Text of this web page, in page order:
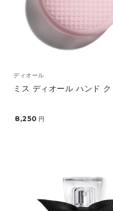
ディオール
ミス ディオール ハンド
8,250 円